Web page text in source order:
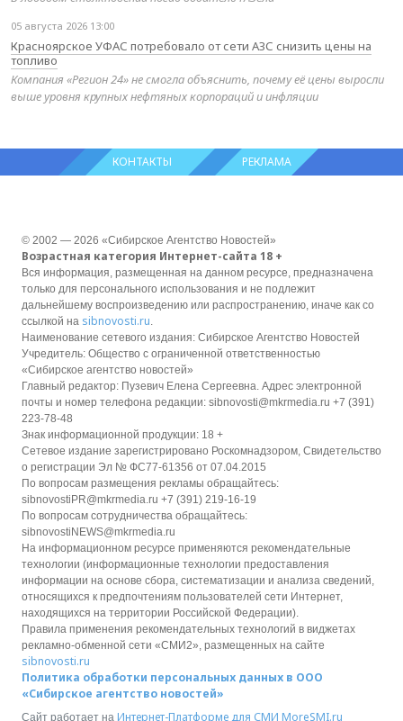
05 августа 2026 13:00
Красноярское УФАС потребовало от сети АЗС снизить цены на
топливо
Компания «Регион 24» не смогла объяснить, почему её цены выросли
выше уровня крупных нефтяных корпораций и инфляции
КОНТАКТЫ РЕКЛАМА
© 2002 — 2026 «Сибирское Агентство Новостей»
Возрастная категория Интернет-сайта 18 +
Вся информация, размещенная на данном ресурсе, предназначена
только для персонального использования и не подлежит
дальнейшему воспроизведению или распространению, иначе как со
ссылкой на sibnovosti.ru
Наименование сетевого издания: Сибирское Агентство Новостей
Учредитель: Общество с ограниченной ответственностью
«Сибирское агентство новостей»
Главный редактор: Пузевич Елена Сергеевна. Адрес электронной
почты и номер телефона редакции: sibnovosti@mkrmedia.ru +7 (391)
223-78-48
Знак информационной продукции: 18 +
Сетевое издание зарегистрировано Роскомнадзором, Свидетельство
о регистрации Эл № ФС77-61356 от 07.04.2015
По вопросам размещения рекламы обращайтесь:
sibnovostiPR@mkrmedia.ru +7 (391) 219-16-19
По вопросам сотрудничества обращайтесь:
sibnovostiNEWS@mkrmedia.ru
На информационном ресурсе применяются рекомендательные
технологии (информационные технологии предоставления
информации на основе сбора, систематизации и анализа сведений,
относящихся к предпочтениям пользователей сети Интернет,
находящихся на территории Российской Федерации).
Правила применения рекомендательных технологий в виджетах
рекламно-обменной сети «СМИ2», размещенных на сайте
sibnovosti.ru
Политика обработки персональных данных в ООО
«Сибирское агентство новостей»
Сайт работает на Интернет-Платформе для СМИ MoreSMI.ru